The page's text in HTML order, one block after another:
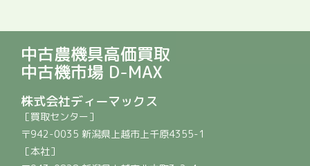
中古農機具高価買取
中古機市場 D-MAX
株式会社ディーマックス
［買取センター］
〒942-0035 新潟県上越市上千原4355-1
［本社］